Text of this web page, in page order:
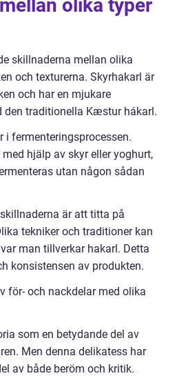
olika typer
skillnaderna mellan olika
och texturerna. Skyrhakarl är
och har en mjukare
den traditionella Kæstur hákarl.
i fermenteringsprocessen.
hjälp av skyr eller yoghurt,
utan någon sådan
är att titta på
tekniker och traditioner kan
man tillverkar hakarl. Detta
konsistensen av produkten.
för- och nackdelar med olika
som en betydande del av
Men denna delikatess har
av både beröm och kritik.